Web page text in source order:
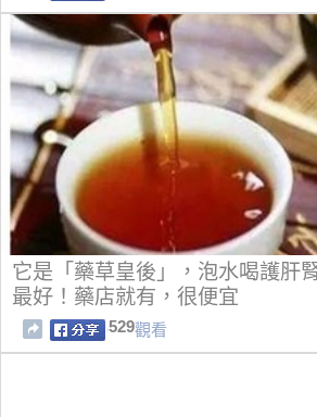
它是「藥草皇後」，泡水喝護肝
最好！藥店就有，很便宜
529觀看